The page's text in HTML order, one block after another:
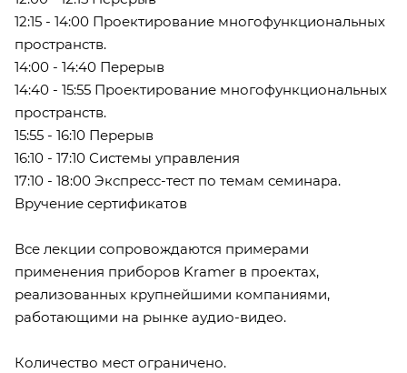
12:15 - 14:00 Проектирование многофункциональных
пространств.
14:00 - 14:40 Перерыв
14:40 - 15:55 Проектирование многофункциональных
пространств.
15:55 - 16:10 Перерыв
16:10 - 17:10 Системы управления
17:10 - 18:00 Экспресс-тест по темам семинара.
Вручение сертификатов
Все лекции сопровождаются примерами
применения приборов Kramer в проектах,
реализованных крупнейшими компаниями,
работающими на рынке аудио-видео.
Количество мест ограничено.